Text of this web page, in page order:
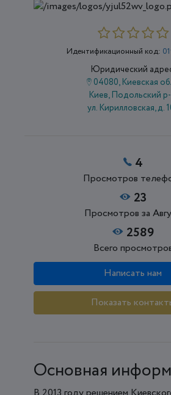
Идентификационный код:
Юридический
04080, Киевская
Киев, Подольский
ул. ​Кирилловская, д.
4
Просмотров
23
Просмотров за
2589
Всего
Написать нам
Показать
Основная